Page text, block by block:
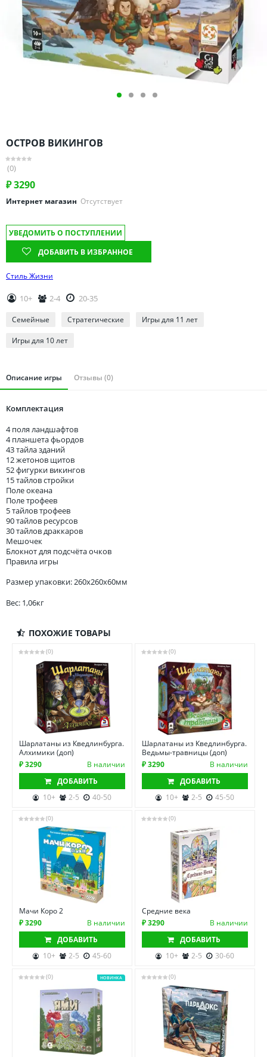
Оренбургская область
Пензенская область
Пермский край
Саратовская область
Свердловская область
Смоленская область
Ставропольский край
Татарстан
Тверская область
Удмуртия
Ульяновская область
ОСТРОВ ВИКИНГОВ
(0)
₽3290
Интернет магазин Отсутствует
УВЕДОМИТЬ О ПОСТУПЛЕНИИ
ДОБАВИТЬ В ИЗБРАННОЕ
Стиль Жизни
10+ 2-4 20-35
Семейные Стратегические Игры для 11 лет
Игры для 10 лет
Описание игры Отзывы (0)
Комплектация
4 поля ландшафтов
4 планшета фьордов
43 тайла зданий
12 жетонов щитов
52 фигурки викингов
15 тайлов стройки
Поле океана
Поле трофеев
5 тайлов трофеев
90 тайлов ресурсов
30 тайлов драккаров
Мешочек
Блокнот для подсчёта очков
Правила игры
Размер упаковки: 260x260x60мм
Вес: 1,06кг
ПОХОЖИЕ ТОВАРЫ
(0)
Шарлатаны из Кведлинбурга.
Алхимики (доп)
₽ 3290
В наличии
ДОБАВИТЬ
10+
2-5 40-50
(0)
Шарлатаны из Кведлинбурга.
Ведьмы-травницы (доп)
₽ 3290
В наличии
ДОБАВИТЬ
10+
2-5 45-50
(0)
Мачи Коро 2
₽ 3290
В наличии
ДОБАВИТЬ
10+
2-5 45-60
(0)
Средние века
₽ 3290
В наличии
ДОБАВИТЬ
10+
2-5 30-60
(0) НОВИНКА (0)